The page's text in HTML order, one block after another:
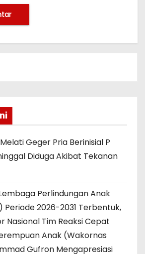
Geger Pria Berinisial P
Diduga Akibat Tekanan
Perlindungan Anak
Periode 2026-2031 Terbentuk,
Nasional Tim Reaksi Cepat
Anak (Wakornas
Gufron Mengapresiasi